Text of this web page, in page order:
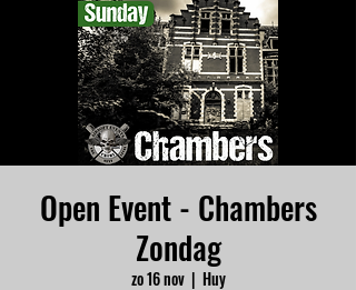
Open Event - Chambers
Zondag
zo 16 nov
  |
Huy